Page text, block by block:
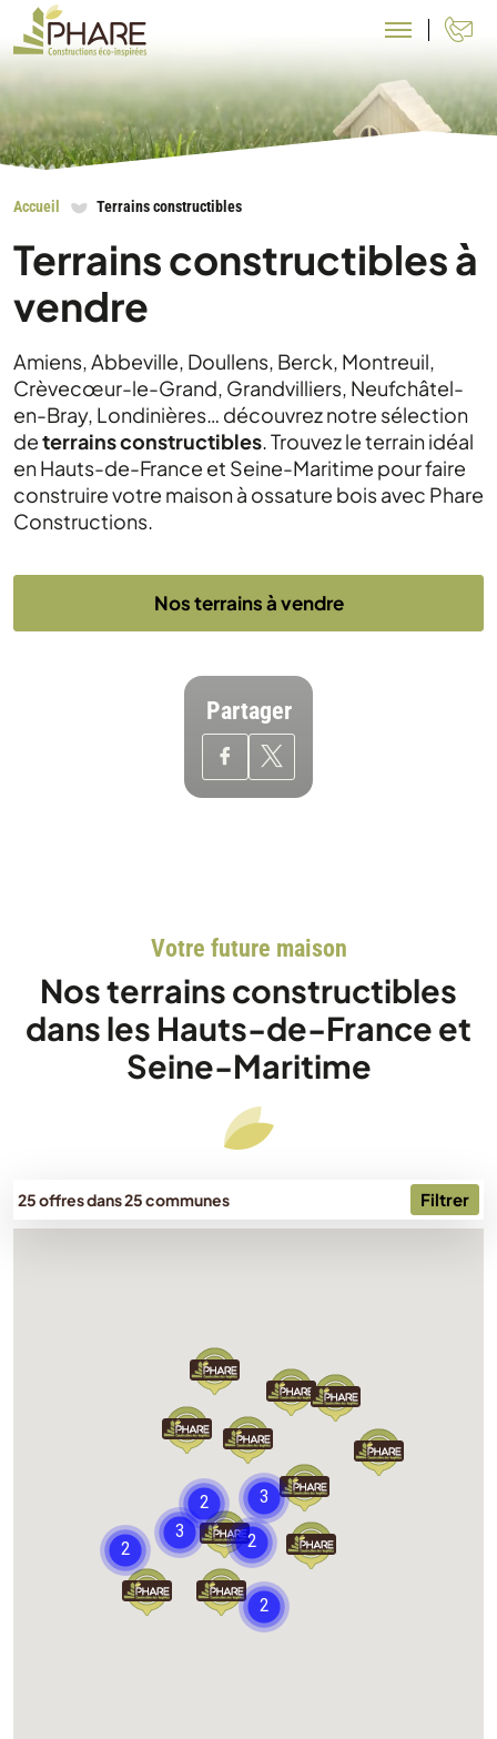
Accueil Terrains constructibles
Terrains constructibles à
vendre
Amiens, Abbeville, Doullens, Berck, Montreuil,
Crèvecœur-le-Grand, Grandvilliers, Neufchâtel-
en-Bray, Londinières… découvrez notre sélection
deterrains constructibles. Trouvez le terrain idéal
en Hauts-de-France et Seine-Maritime pour faire
construire votre maison à ossature bois avec Phare
Constructions.
Nos terrains à vendre
Partager
Votre future maison
Nos terrains constructibles
dans les Hauts-de-France et
Seine-Maritime
25 offres dans 25 communes Filtrer
Chargement...